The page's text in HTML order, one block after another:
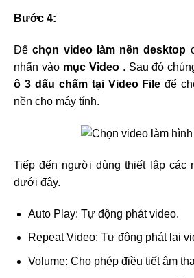
Bước 4:
Đểchọn video làm nền desktop
nhấn vào mục Video . Sau đó
ô 3 dấu chấm tại Video Fileđể
nền cho máy tính.
Tiếp đến người dùng thiết lập các
dưới đây.
Auto Play: Tự động phát video.
Repeat Video: Tự động phát lại
Volume: Cho phép điều tiết âm